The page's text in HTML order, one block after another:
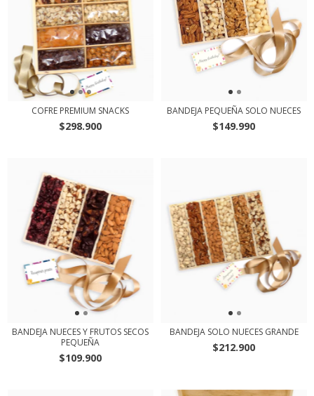
COFRE PREMIUM SNACKS
$298.900
BANDEJA PEQUEÑA SOLO NUECES
$149.990
BANDEJA NUECES Y FRUTOS SECOS
PEQUEÑA
$109.900
BANDEJA SOLO NUECES GRANDE
$212.900